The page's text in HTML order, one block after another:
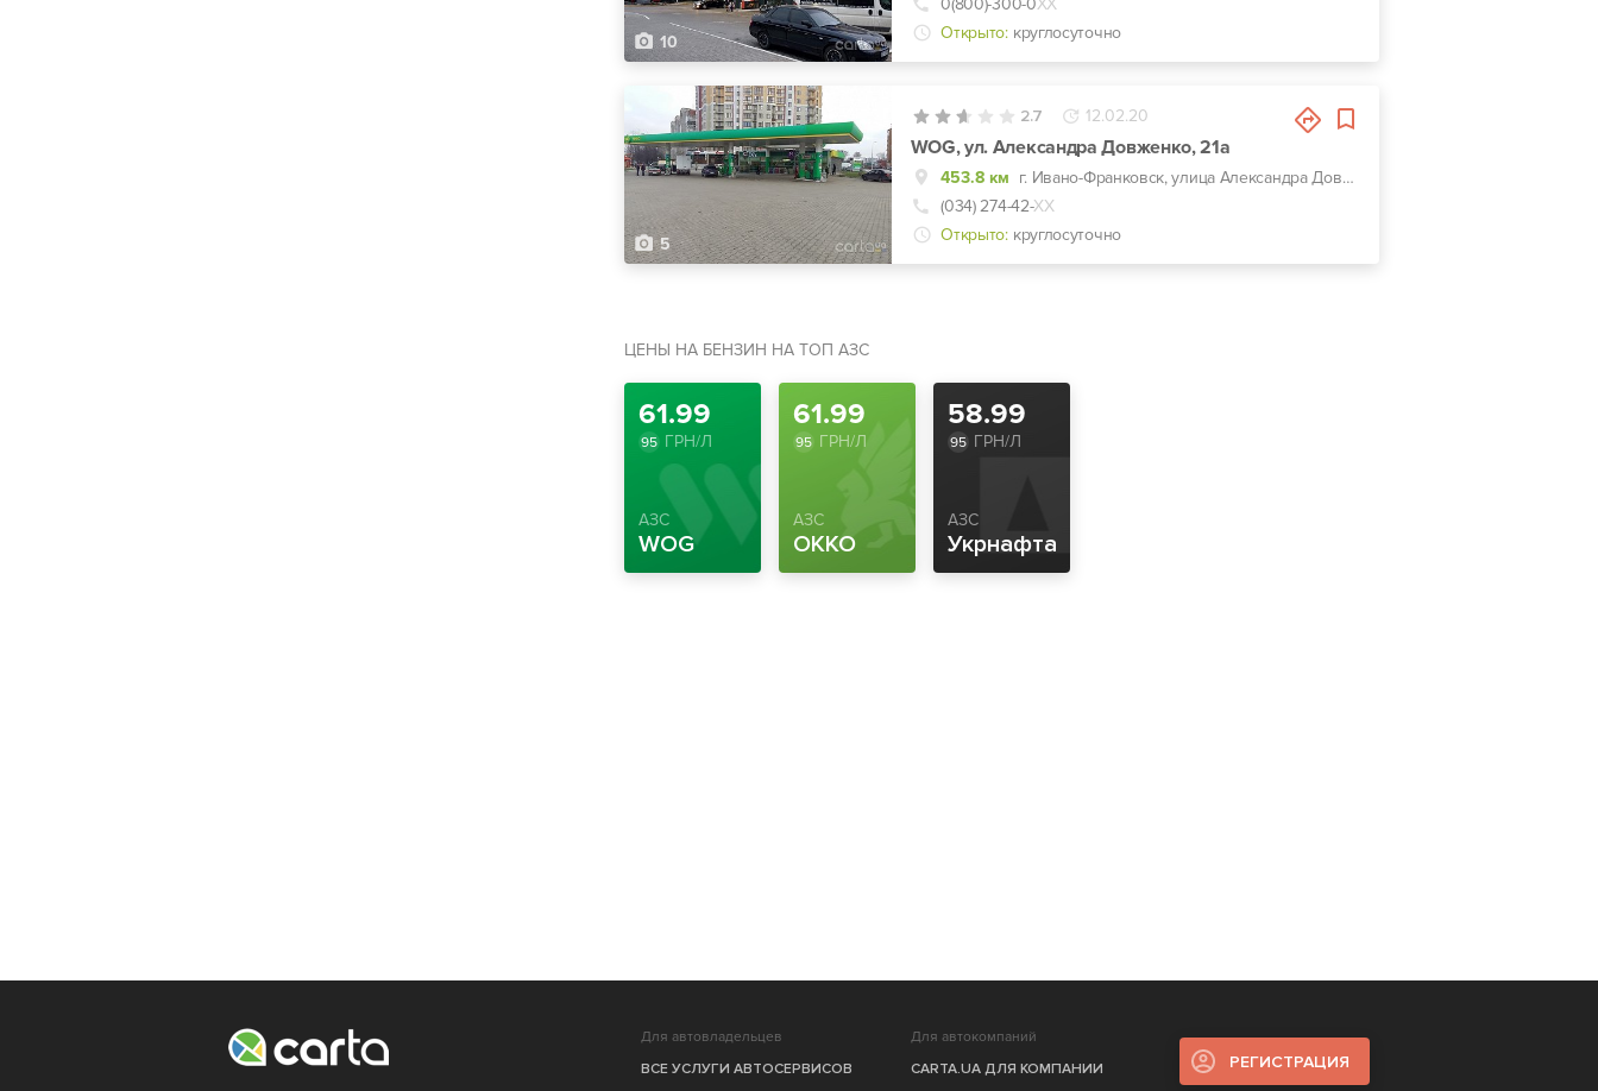
10
0(800)-300-0ХХ
Открыто: круглосуточно
5
2.7 12.02.20
WOG, ул. Александра Довженко, 21а
453.8 км
г. Ивано-Франковск, улица Александра Довженко, 21а
(034) 274-42-ХХ
Открыто: круглосуточно
ЦЕНЫ НА БЕНЗИН НА ТОП АЗС
61.99
95ГРН/Л
АЗС
WOG
61.99
95 ГРН/Л
АЗС
OKKO
58.99
95 ГРН/Л
АЗС
Укрнафта
Для автовладельцев
ВСЕ УСЛУГИ АВТОСЕРВИСОВ
Для автокомпаний
CARTA.UA ДЛЯ КОМПАНИИ
РЕГИСТРАЦИЯ